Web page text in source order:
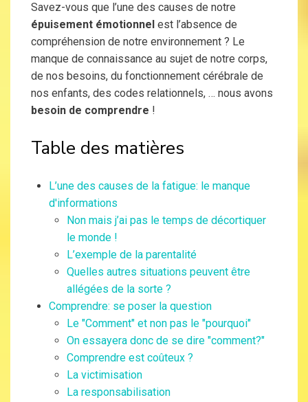
Savez-vous que l’une des causes de notre
épuisement émotionnel est l’absence de
compréhension de notre environnement ? Le
manque de connaissance au sujet de notre corps,
de nos besoins, du fonctionnement cérébrale de
nos enfants, des codes relationnels, … nous avons
besoin de comprendre !
Table des matières
L’une des causes de la fatigue: le manque
d'informations
Non mais j’ai pas le temps de décortiquer
le monde !
L’exemple de la parentalité
Quelles autres situations peuvent être
allégées de la sorte ?
Comprendre: se poser la question
Le "Comment" et non pas le "pourquoi"
On essayera donc de se dire "comment?"
Comprendre est coûteux ?
La victimisation
La responsabilisation